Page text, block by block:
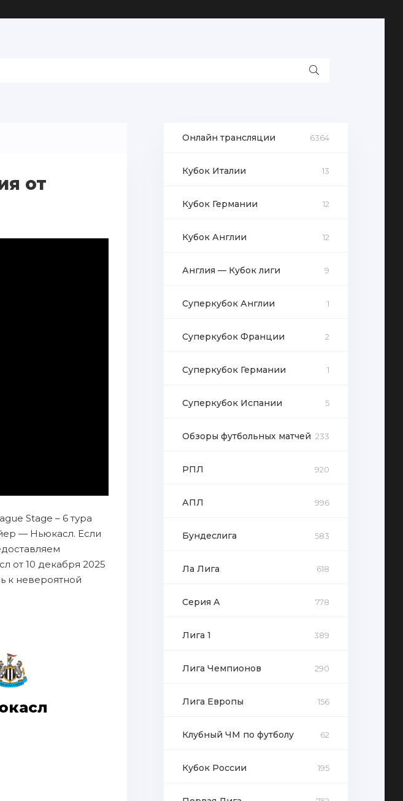
от
Stage – 6 тура
— Ньюкасл. Если
от 10 декабря 2025
к невероятной
Онлайн трансляции 6364
Кубок Италии 13
Кубок Германии 12
Кубок Англии 12
Англия — Кубок лиги 9
Суперкубок Англии 1
Суперкубок Франции 2
Суперкубок Германии 1
Суперкубок Испании 5
Обзоры футбольных матчей 233
РПЛ 920
АПЛ 996
Бундеслига 583
Ла Лига 618
Серия А 778
Лига 1 389
Лига Чемпионов 290
Лига Европы 156
Клубный ЧМ по футболу 62
Кубок России 195